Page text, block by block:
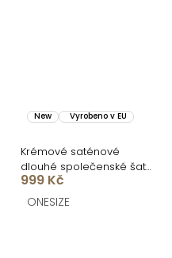
New Vyrobeno v EU
Krémové saténové
dlouhé společenské šaty
AMELIS
999 Kč
ONESIZE